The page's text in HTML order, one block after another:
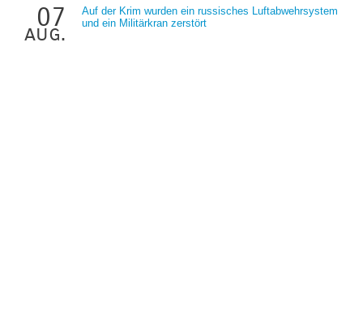
07
aug.
Auf der Krim wurden ein russisches Luftabwehrsystem
und ein Militärkran zerstört